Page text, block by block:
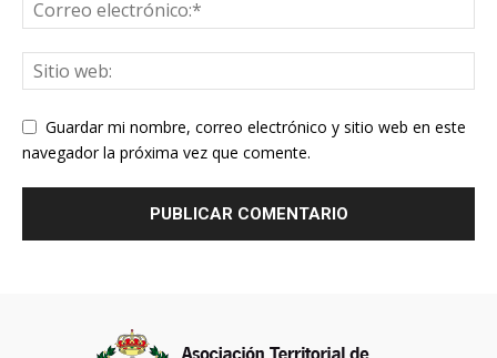
Guardar mi nombre, correo electrónico y sitio web en este
navegador la próxima vez que comente.